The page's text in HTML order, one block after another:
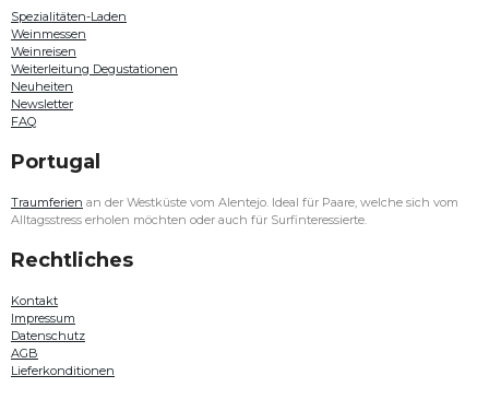
Family
Estates
entdecken.
Auch
in
diesem
Jahr
haben
Weine
der
Weinmesse
aus
Algarve,
Lisboa,
Bairrada,
Dão,
Douro,
Vinho
Spezialitäten-Laden
Weinmessen
Weinreisen
Weiterleitung Degustationen
Neuheiten
Newsletter
FAQ
Portugal
Traumferien an der Westküste vom Alentejo. Ideal für Paare, welche sich vom
Alltagsstress erholen möchten oder auch für Surfinteressierte.
Rechtliches
Kontakt
Impressum
Datenschutz
AGB
Lieferkonditionen